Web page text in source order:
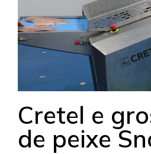
Cretel e
de peixe